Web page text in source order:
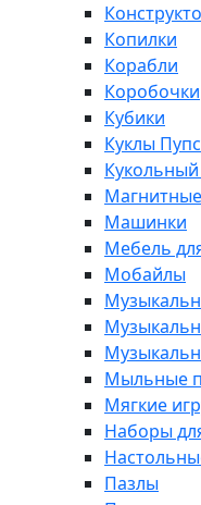
Копилки
Корабли
Коробочки
Кубики
Куклы
Кукольный
Машинки
Мебель
Мобайлы
Мыльные
Мягкие
Наборы
Пазлы